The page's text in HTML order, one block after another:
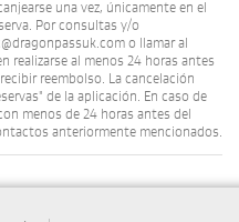
una vez, únicamente en el
Por consultas y/o
o llamar al
realizarse al menos 24 horas antes
reembolso. La cancelación
de la aplicación. En caso de
menos de 24 horas antes del
anteriormente mencionados.